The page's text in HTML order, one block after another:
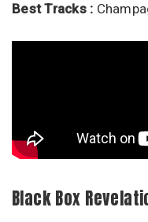
Best Tracks :
Black Box